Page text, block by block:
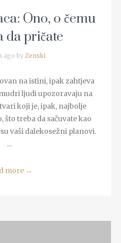
Ono, o čemu
da pričate
ago by Zenski
na istini, ipak zahtjeva
ljudi upozoravaju na
koji je, ipak, najbolje
što treba da sačuvate kao
vaši dalekosežni planovi.
...
more →